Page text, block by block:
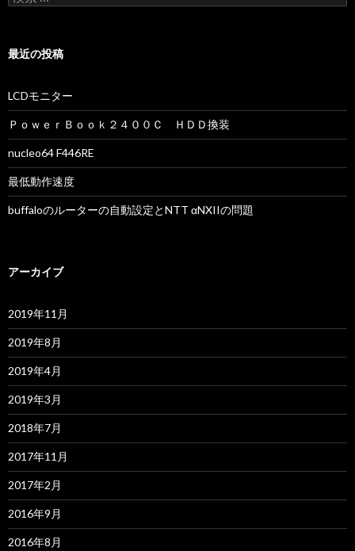
最近の投稿
LCDモニター
ＰｏｗｅｒＢｏｏｋ２４００Ｃ ＨＤＤ換装
nucleo64 F446RE
最低動作速度
buffaloのルーターの自動設定とNTT αNXIIの問題
アーカイブ
2019年11月
2019年8月
2019年4月
2019年3月
2018年7月
2017年11月
2017年2月
2016年9月
2016年8月